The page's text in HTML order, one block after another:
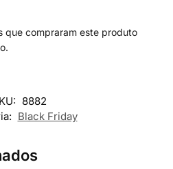
que compraram este produto
8882
Black Friday